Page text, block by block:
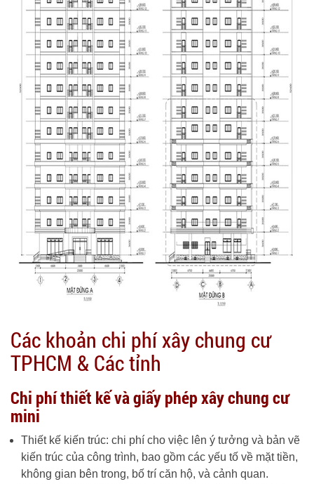
Các khoản chi phí xây chung cư
TPHCM & Các tỉnh
Chi phí thiết kế và giấy phép xây chung cư
mini
Thiết kế kiến trúc: chi phí cho việc lên ý tưởng và bản vẽ
kiến trúc của công trình, bao gồm các yếu tố về mặt tiền,
không gian bên trong, bố trí căn hộ, và cảnh quan.